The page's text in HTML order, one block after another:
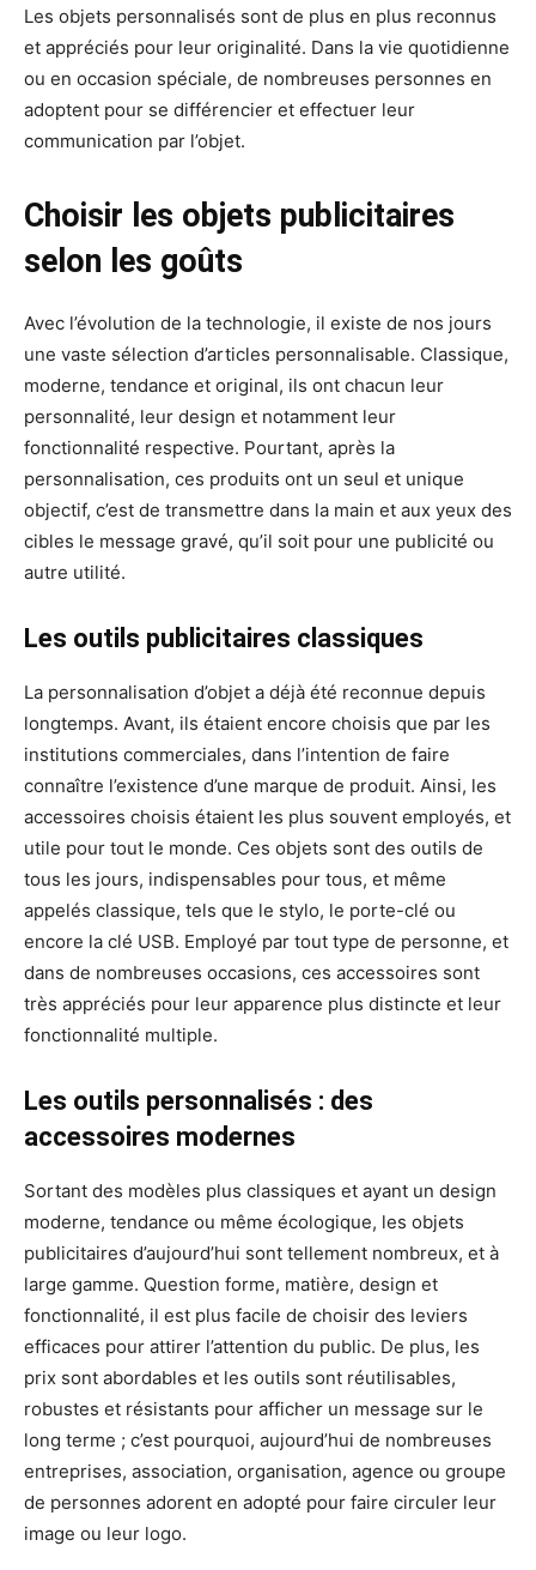
Les objets personnalisés sont de plus en plus reconnus
et appréciés pour leur originalité. Dans la vie quotidienne
ou en occasion spéciale, de nombreuses personnes en
adoptent pour se différencier et effectuer leur
communication par l’objet.
Choisir les objets publicitaires
selon les goûts
Avec l’évolution de la technologie, il existe de nos jours
une vaste sélection d’articles personnalisable. Classique,
moderne, tendance et original, ils ont chacun leur
personnalité, leur design et notamment leur
fonctionnalité respective. Pourtant, après la
personnalisation, ces produits ont un seul et unique
objectif, c’est de transmettre dans la main et aux yeux des
cibles le message gravé, qu’il soit pour une publicité ou
autre utilité.
Les outils publicitaires classiques
La personnalisation d’objet a déjà été reconnue depuis
longtemps. Avant, ils étaient encore choisis que par les
institutions commerciales, dans l’intention de faire
connaître l’existence d’une marque de produit. Ainsi, les
accessoires choisis étaient les plus souvent employés, et
utile pour tout le monde. Ces objets sont des outils de
tous les jours, indispensables pour tous, et même
appelés classique, tels que le stylo, le porte-clé ou
encore la clé USB. Employé par tout type de personne, et
dans de nombreuses occasions, ces accessoires sont
très appréciés pour leur apparence plus distincte et leur
fonctionnalité multiple.
Les outils personnalisés : des
accessoires modernes
Sortant des modèles plus classiques et ayant un design
moderne, tendance ou même écologique, les objets
publicitaires d’aujourd’hui sont tellement nombreux, et à
large gamme. Question forme, matière, design et
fonctionnalité, il est plus facile de choisir des leviers
efficaces pour attirer l’attention du public. De plus, les
prix sont abordables et les outils sont réutilisables,
robustes et résistants pour afficher un message sur le
long terme ; c’est pourquoi, aujourd’hui de nombreuses
entreprises, association, organisation, agence ou groupe
de personnes adorent en adopté pour faire circuler leur
image ou leur logo.